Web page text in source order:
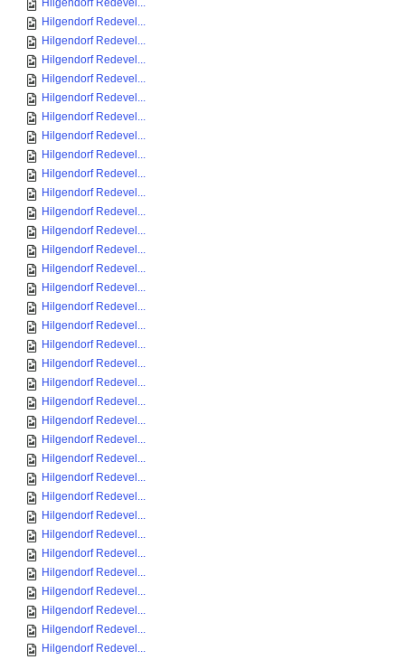
Hilgendorf Redevel...
Hilgendorf Redevel...
Hilgendorf Redevel...
Hilgendorf Redevel...
Hilgendorf Redevel...
Hilgendorf Redevel...
Hilgendorf Redevel...
Hilgendorf Redevel...
Hilgendorf Redevel...
Hilgendorf Redevel...
Hilgendorf Redevel...
Hilgendorf Redevel...
Hilgendorf Redevel...
Hilgendorf Redevel...
Hilgendorf Redevel...
Hilgendorf Redevel...
Hilgendorf Redevel...
Hilgendorf Redevel...
Hilgendorf Redevel...
Hilgendorf Redevel...
Hilgendorf Redevel...
Hilgendorf Redevel...
Hilgendorf Redevel...
Hilgendorf Redevel...
Hilgendorf Redevel...
Hilgendorf Redevel...
Hilgendorf Redevel...
Hilgendorf Redevel...
Hilgendorf Redevel...
Hilgendorf Redevel...
Hilgendorf Redevel...
Hilgendorf Redevel...
Hilgendorf Redevel...
Hilgendorf Redevel...
Hilgendorf Redevel...